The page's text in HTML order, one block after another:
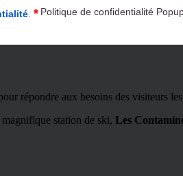
* Politique de confidentialité
répondre aux besoins des visiteurs
station de ski, Les